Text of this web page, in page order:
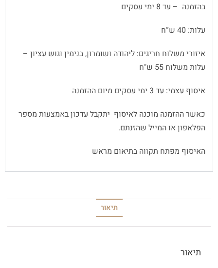
בהזמנה – עד 8 ימי עסקים
עלות: 40 ש”ח
איזורי משלוח חריגים: ליהודה ושומרון, בנימין וגוש עציון –
עלות משלוח 55 ש"ח
איסוף עצמי: עד 3 ימי עסקים מיום ההזמנה
כאשר ההזמנה מוכנה לאיסוף יתקבל עדכון באמצעות מספר
הפלאפון או המייל שהזנתם.
האיסוף מפתח תקווה בתיאום מראש
תיאור
תיאור